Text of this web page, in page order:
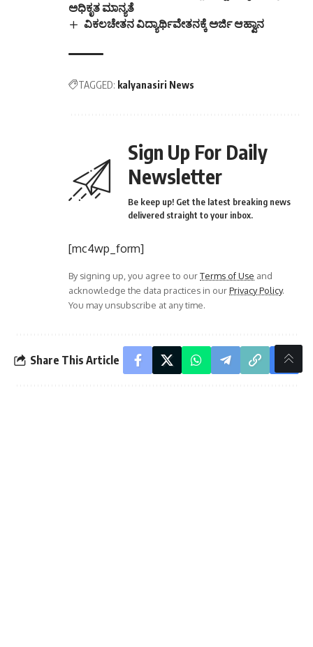
ಅಧಿಕೃತ ಮಾನ್ಯತೆ
ವಿಕಲಚೇತನ ವಿದ್ಯಾರ್ಥಿವೇತನಕ್ಕೆ ಅರ್ಜಿ ಆಹ್ವಾನ
TAGGED: kalyanasiri News
Sign Up For Daily
Newsletter
Be keep up! Get the latest breaking news
delivered straight to your inbox.
[mc4wp_form]
By signing up, you agree to ourTerms of Use and
acknowledge the data practices in ourPrivacy Policy.
You may unsubscribe at any time.
Share This Article